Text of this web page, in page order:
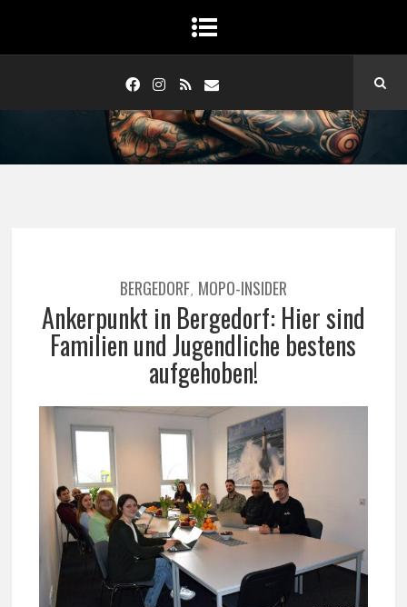
BERGEDORF, MOPO-INSIDER
Ankerpunkt in Bergedorf: Hier sind
Familien und Jugendliche bestens
aufgehoben!